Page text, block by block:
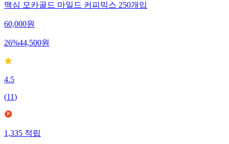
맥심 모카골드 마일드 커피믹스 250개입
60,000원
26%44,500원
4.5
(11)
1,335 적립